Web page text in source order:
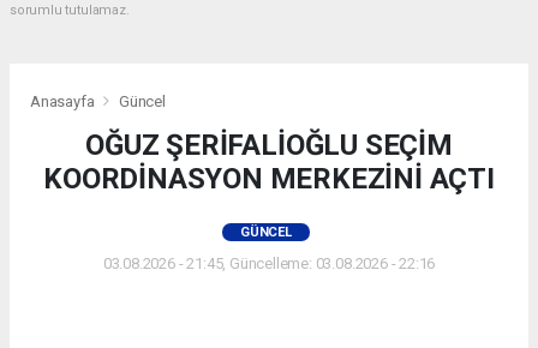
sorumlu tutulamaz.
Anasayfa Güncel
OĞUZ ŞERİFALİOĞLU SEÇİM
KOORDİNASYON MERKEZİNİ AÇTI
GÜNCEL
03.08.2026 - 21:45, Güncelleme: 03.08.2026 - 22:16